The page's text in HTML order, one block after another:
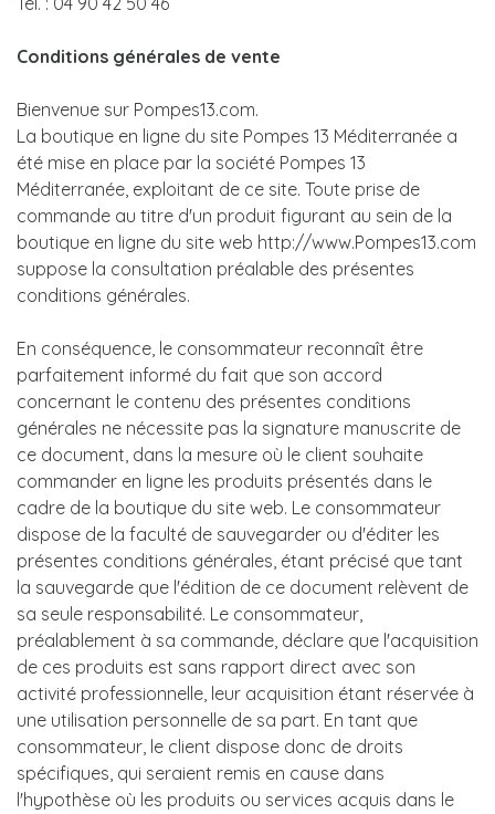
Conditions générales de vente
Bienvenue sur Pompes13.com.
La boutique en ligne du site Pompes 13 Méditerranée a
été mise en place par la société Pompes 13
Méditerranée, exploitant de ce site. Toute prise de
commande au titre d'un produit figurant au sein de la
boutique en ligne du site web http://www.Pompes13.com
suppose la consultation préalable des présentes
conditions générales.
En conséquence, le consommateur reconnaît être
parfaitement informé du fait que son accord
concernant le contenu des présentes conditions
générales ne nécessite pas la signature manuscrite de
ce document, dans la mesure où le client souhaite
commander en ligne les produits présentés dans le
cadre de la boutique du site web. Le consommateur
dispose de la faculté de sauvegarder ou d'éditer les
présentes conditions générales, étant précisé que tant
la sauvegarde que l'édition de ce document relèvent de
sa seule responsabilité. Le consommateur,
préalablement à sa commande, déclare que l'acquisition
de ces produits est sans rapport direct avec son
activité professionnelle, leur acquisition étant réservée à
une utilisation personnelle de sa part. En tant que
consommateur, le client dispose donc de droits
spécifiques, qui seraient remis en cause dans
l'hypothèse où les produits ou services acquis dans le